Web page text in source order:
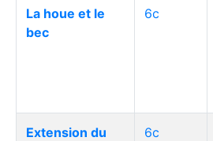
La houe et le
bec
6c
Extension du
6c